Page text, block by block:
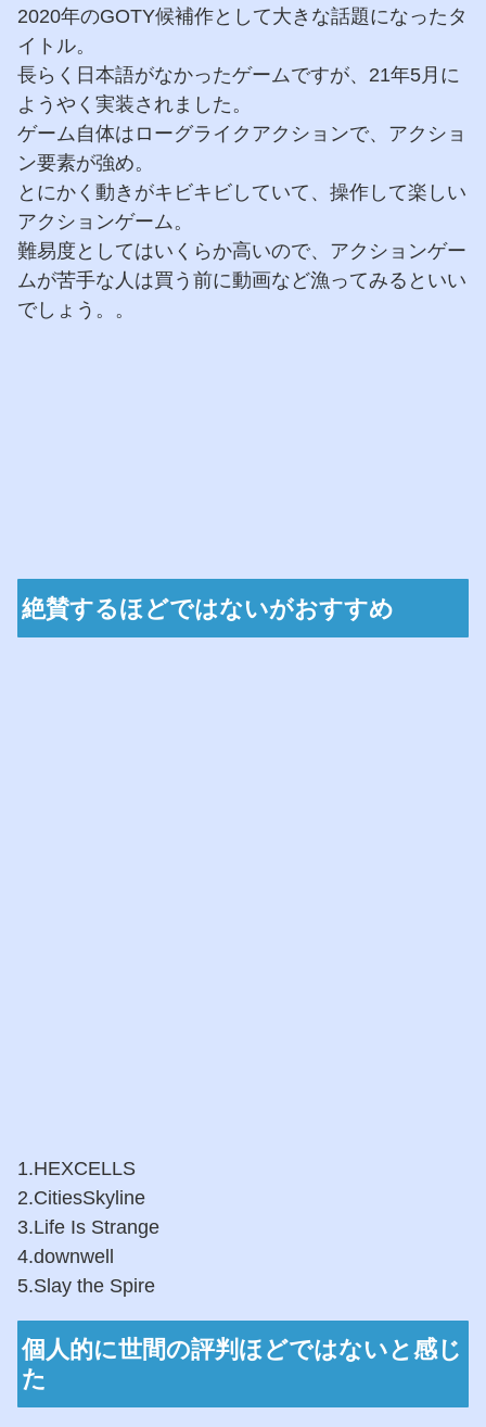
2020年のGOTY候補作として大きな話題になったタ
イトル。
長らく日本語がなかったゲームですが、21年5月に
ようやく実装されました。
ゲーム自体はローグライクアクションで、アクショ
ン要素が強め。
とにかく動きがキビキビしていて、操作して楽しい
アクションゲーム。
難易度としてはいくらか高いので、アクションゲー
ムが苦手な人は買う前に動画など漁ってみるといい
でしょう。。
絶賛するほどではないがおすすめ
1.HEXCELLS
2.CitiesSkyline
3.Life Is Strange
4.downwell
5.Slay the Spire
個人的に世間の評判ほどではないと感じ
た